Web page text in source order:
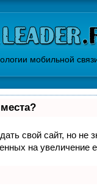
мобильной
свой сайт, но не
на увеличение